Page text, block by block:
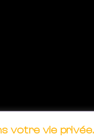
votre vie privée.